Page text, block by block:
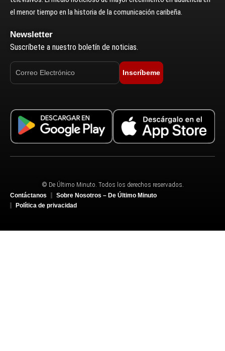
el menor tiempo en la historia de la comunicación caribeña.
Newsletter
Suscríbete a nuestro boletín de noticias.
Inscríbeme
© De Último Minuto. Todos los derechos reservados.
Contáctanos
Sobre Nosotros – De Último Minuto
Política de privacidad